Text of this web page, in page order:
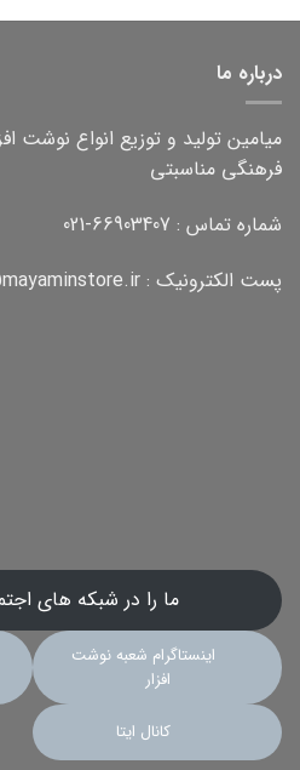
درباره ما
میامین تولید و توزیع انواع نوشت
فرهنگی مناسبتی
شماره تماس : 66903407-021
پست الکترونیک : info@mayaminstore.ir
ما را در شبکه های
اینستاگرام شعبه نوشت
افزار
کانال ایتا